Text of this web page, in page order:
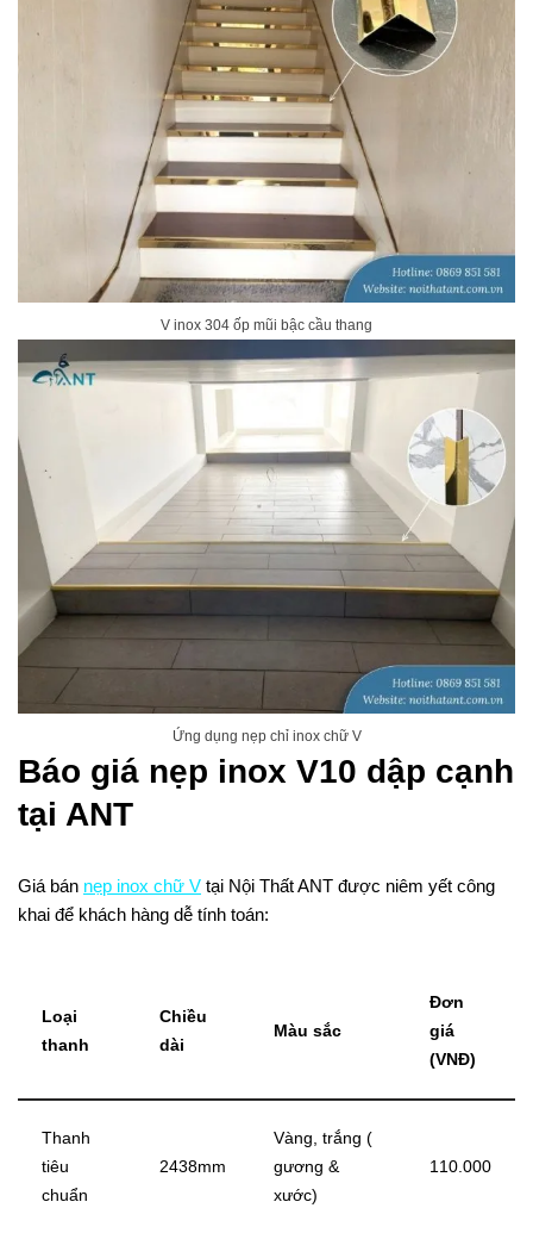
V inox 304 ốp mũi bậc cầu thang
Ứng dụng nẹp chỉ inox chữ V
Báo giá nẹp inox V10 dập cạnh
tại ANT
Giá bán nẹp inox chữ V tại Nội Thất ANT được niêm yết công
khai để khách hàng dễ tính toán:
Loại
thanh
Chiều
dài
Màu sắc
Đơn
giá
(VNĐ)
Thanh
tiêu
chuẩn
2438mm
Vàng, trắng (
gương &
xước)
110.000